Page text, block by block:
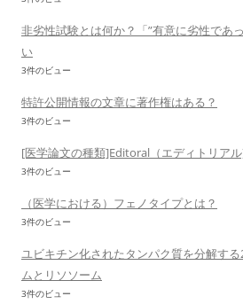
非劣性試験とは何か？「”有意に劣性であ
い
3件のビュー
特許公開情報の文章に著作権はある？
3件のビュー
[医学論文の種類]Editoral（エディトリアル
3件のビュー
（医学における）フェノタイプとは？
3件のビュー
ユビキチン化されたタンパク質を分解す
ムとリソソーム
3件のビュー